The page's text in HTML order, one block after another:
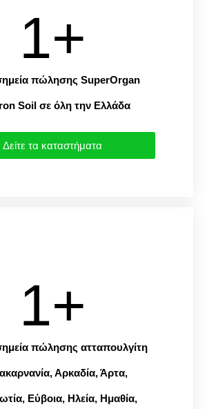
πώλησης SuperOrgan
Soil σε όλη την Eλλάδα
1+
Δείτε τα καταστήματα
πώλησης ατταπουλγίτη
Αρκαδία, Άρτα,
Εύβοια, Ηλεία, Ημαθία,
1+